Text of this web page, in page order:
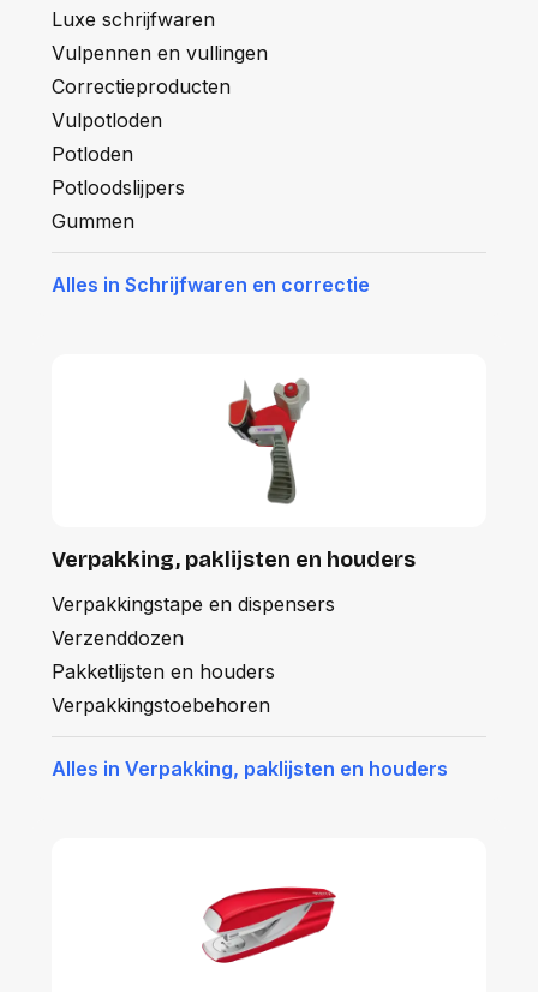
Luxe schrijfwaren
Vulpennen en vullingen
Correctieproducten
Vulpotloden
Potloden
Potloodslijpers
Gummen
Alles in Schrijfwaren en correctie
Verpakking, paklijsten en houders
Verpakkingstape en dispensers
Verzenddozen
Pakketlijsten en houders
Verpakkingstoebehoren
Alles in Verpakking, paklijsten en houders